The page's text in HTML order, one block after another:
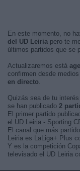
En este momento, no
del UD Leiria pero te
últimos partidos que se
Actualizaremos está
confirmen desde
en directo.
Quizás sea de tu
se han publicado 2
El primer partido
el UD Leiria - Sporting
El canal que más
Leiria es LaLiga+ Plus
Y es la competición
televisado el UD Leiria